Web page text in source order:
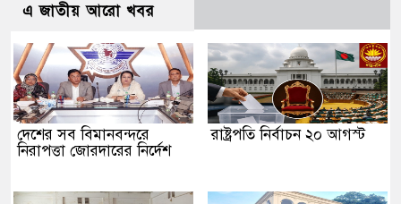
এ জাতীয় আরো খবর
দেশের সব বিমানবন্দরে
নিরাপত্তা জোরদারের নির্দেশ
রাষ্ট্রপতি নির্বাচন ২০ আগস্ট